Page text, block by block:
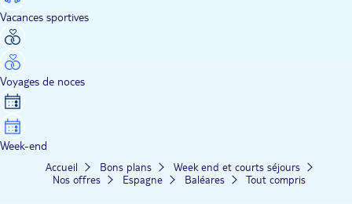
Vacances sportives
Voyages de noces
Week-end
Accueil Bons plans
Week end et courts séjours
Nos offres
Espagne Baléares Tout compris